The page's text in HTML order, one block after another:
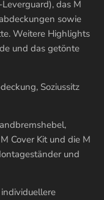
das M
sowie
Weitere Highlights
und das getönte
Soziussitz
Cover Kit und die M
und